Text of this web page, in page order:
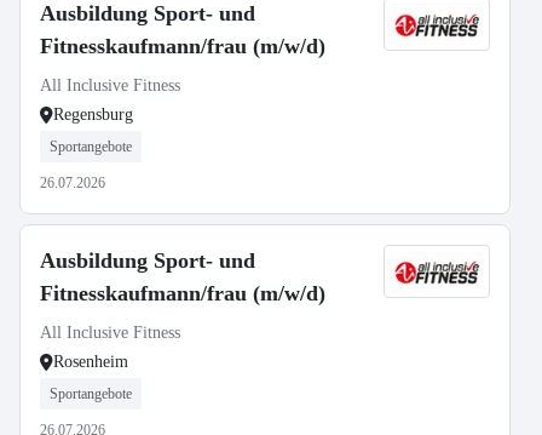
Ausbildung Sport- und
Fitnesskaufmann/frau (m/w/d)
All Inclusive Fitness
Regensburg
Sportangebote
26.07.2026
Ausbildung Sport- und
Fitnesskaufmann/frau (m/w/d)
All Inclusive Fitness
Rosenheim
Sportangebote
26.07.2026